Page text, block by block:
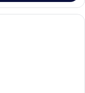
pemandangan